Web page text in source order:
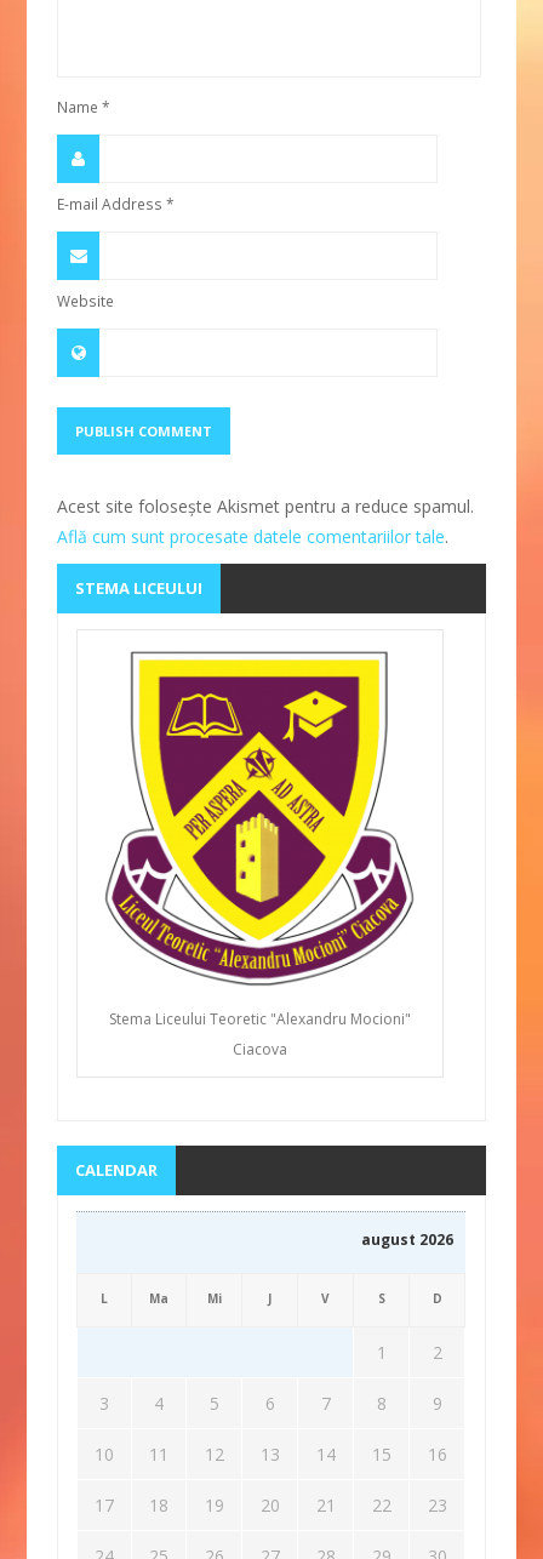
Name*
E-mail Address*
Website
Acest site folosește Akismet pentru a reduce spamul.
Află cum sunt procesate datele comentariilor tale.
STEMA LICEULUI
Stema Liceului Teoretic "Alexandru Mocioni"
Ciacova
CALENDAR
august 2026
L Ma Mi J V S D
1 2
3 4 5 6 7 8 9
10 11 12 13 14 15 16
17 18 19 20 21 22 23